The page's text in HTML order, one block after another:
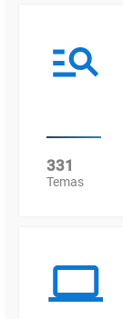
331
Temas